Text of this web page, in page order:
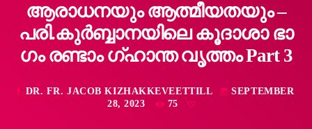
ആരാധനയും ആത്മീയതയും –
പരി.കുർബ്ബാനയിലെ കൂദാശാ ഭാ​
ഗം രണ്ടാം ഗ്ഹാന്ത വൃത്തം Part 3
mic DR. FR. JACOB KIZHAKKEVEETTILL today SEPTEMBER
28, 2023
75